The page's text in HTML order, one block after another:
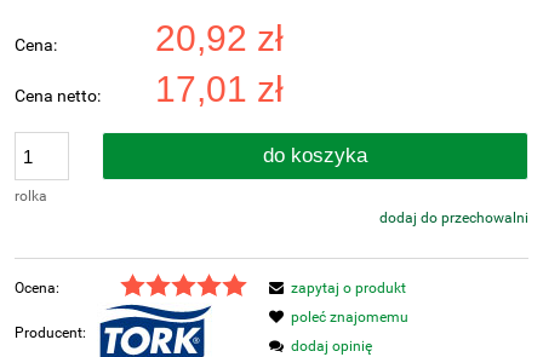
Cena: 20,92 zł
Cena netto: 17,01 zł
rolka
do koszyka
dodaj do przechowalni
Ocena:
Producent:
zapytaj o produkt
poleć znajomemu
dodaj opinię